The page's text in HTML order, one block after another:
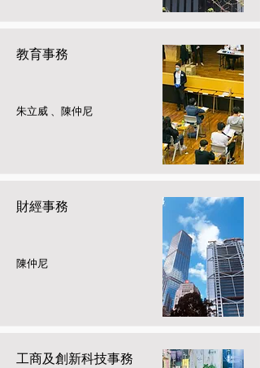
教育事務
朱立威 、陳仲尼
財經事務
陳仲尼
工商及創新科技事務